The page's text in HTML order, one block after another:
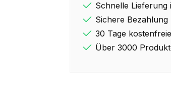
Schnelle Lieferung
Sichere Bezahlung
30 Tage
Über 3000